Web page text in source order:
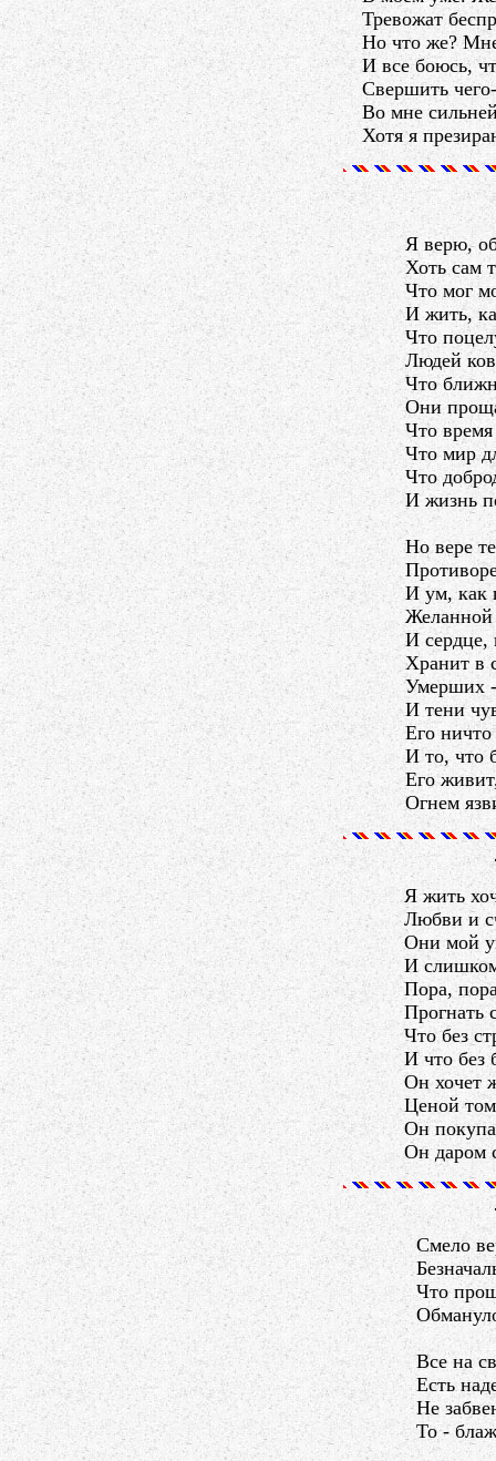
Тревожат
Но что же?
И все боюсь,
Свершить
Во мне
Хотя я
Я верю,
Хоть сам
Что мог
И жить,
Что
Людей
Что
Они
Что время
Что мир
Что
И жизнь
Но вере
И ум, как
Желанной
И сердце,
Хранит в
Умерших
И тени
Его ничто
И то, что
Его
Огнем
Я жить
Любви и
Они мой
И
Пора,
Прогнать
Что без
И что без
Он хочет
Ценой
Он
Он даром
Смело
Что
Все на
Есть
Не
То -